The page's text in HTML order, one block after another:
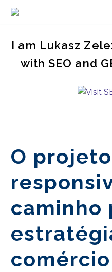
I am Lukasz
with SEO and
O projeto
caminho
comércio